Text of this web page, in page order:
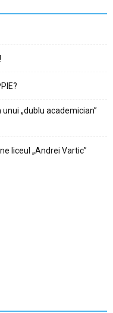
„dublu academician”
liceul „Andrei Vartic”